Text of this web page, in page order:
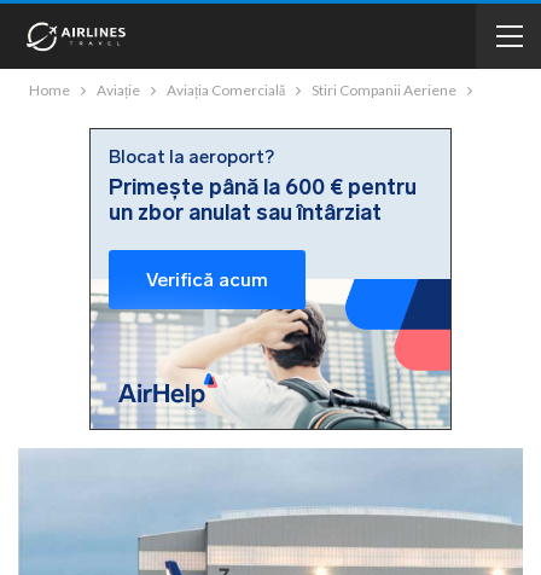
Home Aviație Aviația Comercială Stiri Companii Aeriene